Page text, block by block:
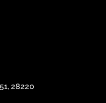
28220